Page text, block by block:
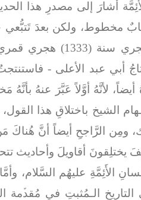
أشارَ إلى مصدرِ هذا
كِتابٌ مخطوط، ولكن بعدَ
حيثُ أنَّ الكِتابَ
أبي عبد الأعلى -
أيضاً، لأنَّهُ أوَّلاً عَبَّرَ عنهُ
الشيخ باختلاقِ هذا
الرَّاجحِ أيضاً أنَّ هُناكَ مَن
يختلِقونَ أقاويلَ
لسانِ الأَئِمَّةِ عليهُم
التاريخِ الـمُثبتِ في